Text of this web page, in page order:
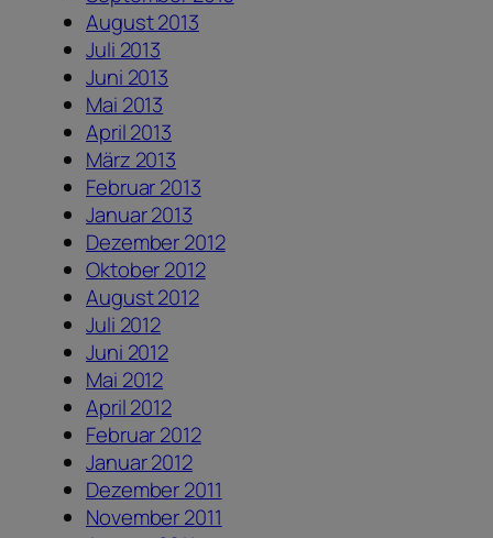
August 2013
Juli 2013
Juni 2013
Mai 2013
April 2013
März 2013
Februar 2013
Januar 2013
Dezember 2012
Oktober 2012
August 2012
Juli 2012
Juni 2012
Mai 2012
April 2012
Februar 2012
Januar 2012
Dezember 2011
November 2011